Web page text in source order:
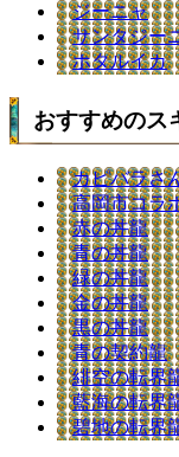
ジーニャ
サンタジー
ホタルイカ
おすすめのス
カピバラさ
高岡市コラ
赤の丼龍
青の丼龍
緑の丼龍
金の丼龍
黒の丼龍
青の契約龍
緋空の転界
藍海の転界
碧地の転界